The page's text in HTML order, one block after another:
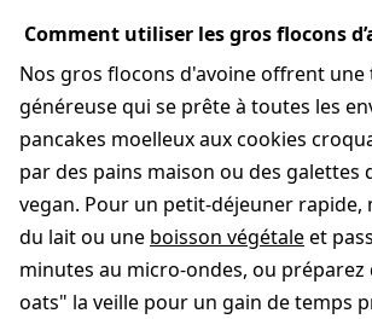
Comment utiliser les gros flocons
Nos gros flocons d'avoine offrent une
généreuse qui se prête à toutes les
pancakes moelleux aux cookies
par des pains maison ou des galettes
vegan. Pour un petit-déjeuner rapide,
du lait ou une boisson végétaleet
minutes au micro-ondes, ou
oats" la veille pour un gain de temps